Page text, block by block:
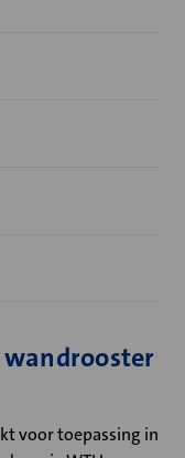
voor toepassing in